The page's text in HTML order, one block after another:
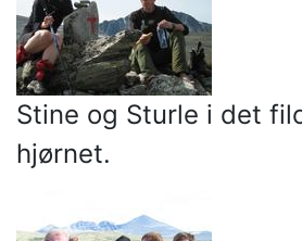
Stine og Sturle i det
hjørnet.